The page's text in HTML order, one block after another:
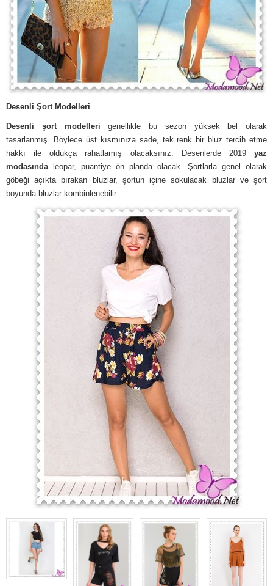
Desenli Şort Modelleri
Desenli şort modelleri genellikle bu sezon yüksek bel olarak
tasarlanmış. Böylece üst kısmınıza sade, tek renk bir bluz tercih etme
hakkı ile oldukça rahatlamış olacaksınız. Desenlerde 2019 yaz
modasındaleopar, puantiye ön planda olacak. Şortlarla genel olarak
göbeği açıkta bırakan bluzlar, şortun içine sokulacak bluzlar ve şort
boyunda bluzlar kombinlenebilir.